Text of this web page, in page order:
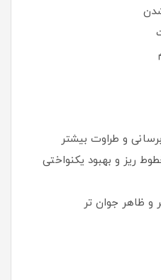
و طراوت بیشتر
ریز و بهبود یکنواختی
و ظاهر جوان تر